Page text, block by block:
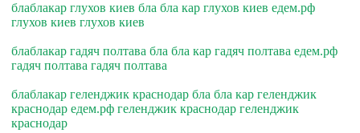
блаблакар глухов киев бла бла кар глухов киев едем.рф
глухов киев глухов киев
блаблакар гадяч полтава бла бла кар гадяч полтава едем.рф
гадяч полтава гадяч полтава
блаблакар геленджик краснодар бла бла кар геленджик
краснодар едем.рф геленджик краснодар геленджик
краснодар